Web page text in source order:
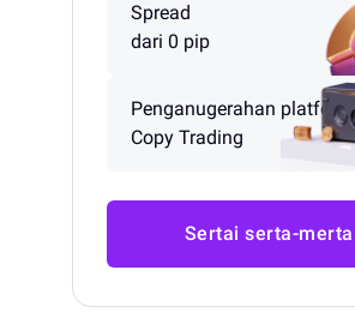
Spread
dari 0 pip
Penganugerahan platform
Copy Trading
Sertai serta-merta